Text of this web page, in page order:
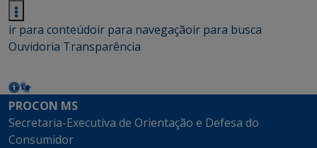
ir para conteúdoir para navegaçãoir para busca
Ouvidoria Transparência
PROCON MS
Secretaria-Executiva de Orientação e Defesa do
Consumidor